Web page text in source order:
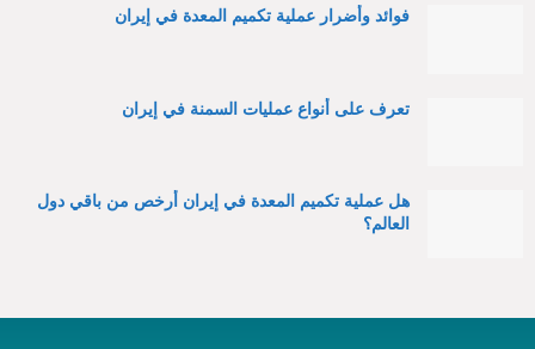
فوائد وأضرار عملية تكميم المعدة في إيران
تعرف على أنواع عمليات السمنة في إيران
هل عملية تكميم المعدة في إيران أرخص من باقي دول
العالم؟